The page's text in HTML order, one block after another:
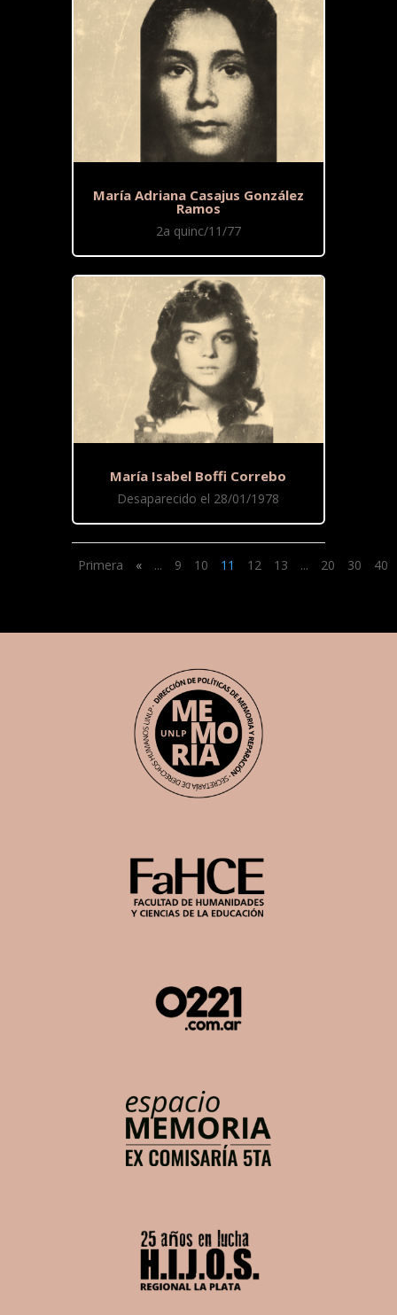
María Adriana Casajus González
Ramos
2a quinc/11/77
María Isabel Boffi Correbo
Desaparecido el 28/01/1978
Primera « ... 9 10 11 12 13 ... 20 30 40